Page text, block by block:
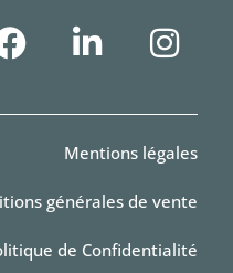
Mentions légales
générales de vente
de Confidentialité